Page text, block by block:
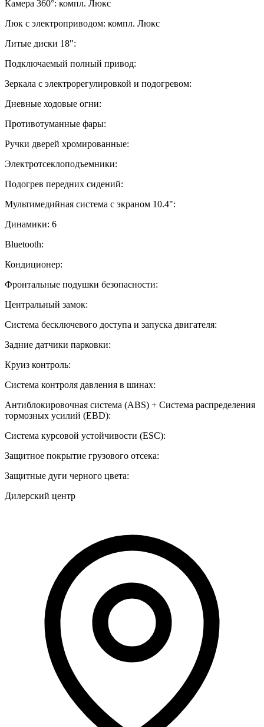
Камера 360°: компл. Люкс
Люк с электроприводом: компл. Люкс
Литые диски 18":
Подключаемый полный привод:
Зеркала с электрорегулировкой и подогревом:
Дневные ходовые огни:
Противотуманные фары:
Ручки дверей хромированные:
Электротсеклоподъемники:
Подогрев передних сидений:
Мультимедийная система с экраном 10.4":
Динамики: 6
Bluetooth:
Кондиционер:
Фронтальные подушки безопасности:
Центральный замок:
Система бесключевого доступа и запуска двигателя:
Задние датчики парковки:
Круиз контроль:
Система контроля давления в шинах:
Антиблокировочная система (ABS) + Система распределения
тормозных усилий (EBD):
Система курсовой устойчивости (ESC):
Защитное покрытие грузового отсека:
Защитные дуги черного цвета:
Дилерский центр